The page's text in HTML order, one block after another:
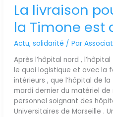
La livraison
la Timone est
Actu, solidarité / Par
Après l’hôpital nord ,
le quai logistique et avec la
intérieurs , que l’hôpital de
mardi dernier du matériel
personnel soignant des
Universitaires de Marseille .